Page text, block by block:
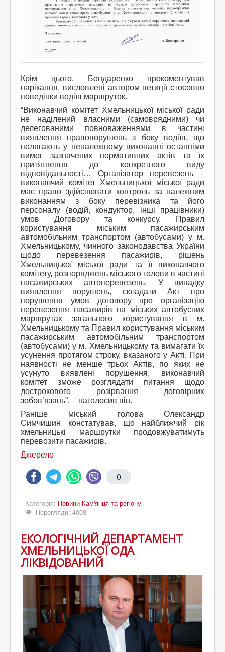
Крім цього, Бондаренко прокоментував
нарікання, висловлені автором петиції стосовно
поведінки водіїв маршруток.
“Виконавчий комітет Хмельницької міської ради
не наділений власними (самоврядними) чи
делегованими повноваженнями в частині
виявлення правопорушень з боку водіїв, що
полягають у неналежному виконанні останніми
вимог зазначених нормативних актів та їх
притягнення до конкретного виду
відповідальності… Організатор перевезень –
виконавчий комітет Хмельницької міської ради
має право здійснювати контроль за належним
виконанням з боку перевізника та його
персоналу (водій, кондуктор, інші працівники)
умов Договору та конкурсу. Правил
користування міським пасажирським
автомобільним транспортом (автобусами) у м.
Хмельницькому, чинного законодавства України
щодо перевезення пасажирів, рішень
Хмельницької міської ради та її виконавчого
комітету, розпоряджень міського голови в частині
пасажирських автоперевезень. У випадку
виявлення порушень, складати Акт про
порушення умов договору про організацію
перевезення пасажирів на міських автобусних
маршрутах загального користування в м.
Хмельницькому та Правил користування міським
пасажирським автомобільним транспортом
(автобусами) у м. Хмельницькому та вимагати їх
усунення протягом строку, вказаного у Акті. При
наявності не менше трьох Актів, по яких не
усунуто виявлені порушення, виконавчий
комітет зможе розглядати питання щодо
дострокового розірвання договірних
зобов’язань”, – наголосив він.
Раніше міський голова Олександр
Симчишин констатував, що найближчий рік
хмельницькі маршрутки продовжуватимуть
перевозити пасажирів.
Джерело
0
Категорія: Новини Кам'янця та регіону
Перегляди: 4003
ЕКОЛОГІЧНИЙ ДЕПАРТАМЕНТ
ХМЕЛЬНИЦЬКОЇ ОДА
ЛІКВІДОВАНИЙ